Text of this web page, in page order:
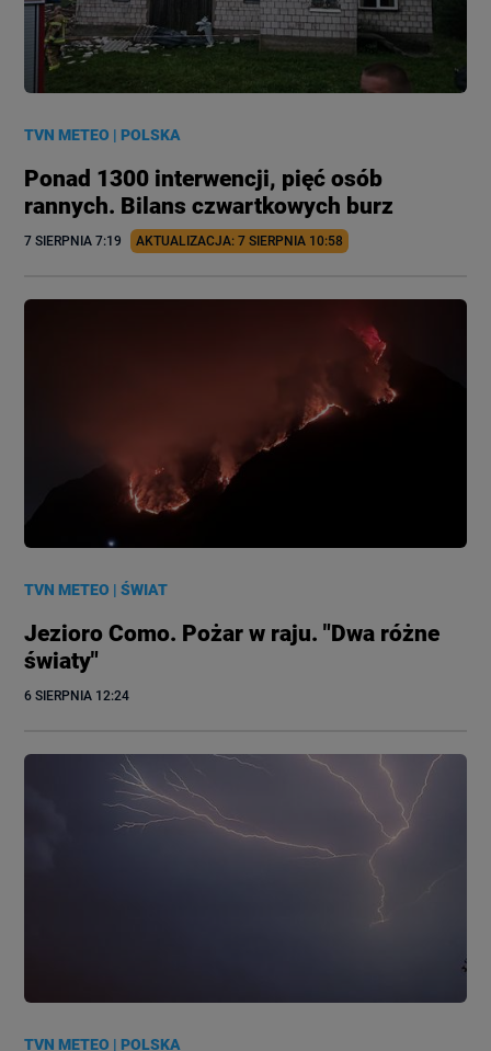
TVN METEO |POLSKA
Ponad 1300 interwencji, pięć osób
rannych. Bilans czwartkowych burz
7 SIERPNIA 7:19 AKTUALIZACJA: 7 SIERPNIA 10:58
TVN METEO |ŚWIAT
Jezioro Como. Pożar w raju. "Dwa różne
światy"
6 SIERPNIA 12:24
TVN METEO |POLSKA